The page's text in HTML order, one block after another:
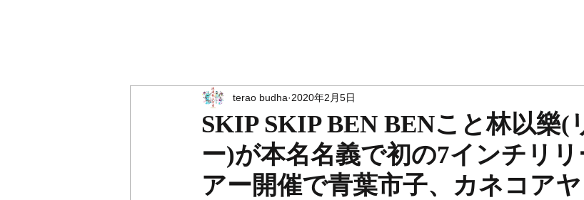
SKIP SKIP BEN BENこと林以樂(
ー)が本名名義で初の7インチリ
アー開催で青葉市子、カネコア
terao budha 2020年2月5日